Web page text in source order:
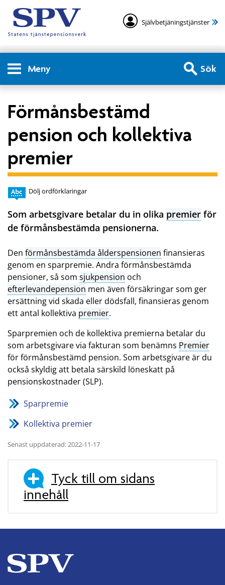
Självbetjäningstjänster
Meny Sök
Förmånsbestämd
pension och kollektiva
premier
Dölj ordförklaringar
Som arbetsgivare betalar du in olika premier för
de förmånsbestämda pensionerna.
Den förmånsbestämda ålderspensionen finansieras
genom en sparpremie. Andra förmånsbestämda
pensioner, så som sjukpension och
efterlevandepension men även försäkringar som ger
ersättning vid skada eller dödsfall, finansieras genom
ett antal kollektiva premier.
Sparpremien och de kollektiva premierna betalar du
som arbetsgivare via fakturan som benämns Premier
för förmånsbestämd pension. Som arbetsgivare är du
också skyldig att betala särskild löneskatt på
pensionskostnader (SLP).
Sparpremie
Kollektiva premier
Senast uppdaterad: 2022-11-17
Tyck till om sidans
innehåll